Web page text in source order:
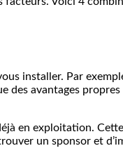
installer. Par
des avantages
en exploitation.
un sponsor et